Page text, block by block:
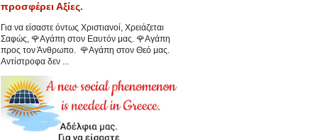
προσφέρει Αξίες.
Για να είσαστε όντως Χριστιανοί, Χρειάζεται
Σαφώς, 🌹Αγάπη στον Εαυτόν μας. 🌹Αγάπη
προς τον Άνθρωπο. 🌹Αγάπη στον Θεό μας.
Αντίστροφα δεν ...